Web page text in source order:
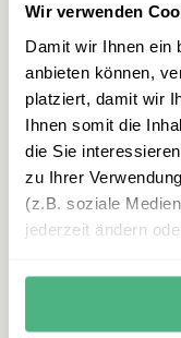
Wir verwenden
Damit wir Ihnen ein
anbieten können,
platziert, damit wir
Ihnen somit die
die Sie
zu Ihrer
(z.B. soziale
jederzeit ändern